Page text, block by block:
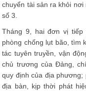
chuyển tài sản ra khỏi
số 3.
Tháng 9, hai đơn vị tiếp
phòng chống lụt bão, tìm
tác tuyên truyền, vận
chủ trương của Đảng,
quy định của địa
địa bàn, kịp thời phát